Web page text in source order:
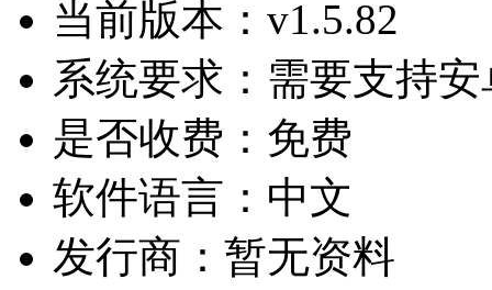
当前版本： v1.5.82
系统要求： 需要支持
是否收费： 免费
软件语言： 中文
发行商： 暂无资料